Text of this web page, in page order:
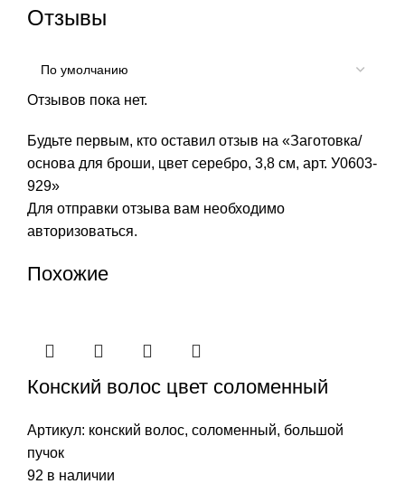
Отзывы
Отзывов пока нет.
Будьте первым, кто оставил отзыв на «Заготовка/
основа для броши, цвет серебро, 3,8 см, арт. У0603-
929»
Для отправки отзыва вам необходимо
авторизоваться.
Похожие
Конский волос цвет соломенный
Артикул: конский волос, соломенный, большой
пучок
92 в наличии